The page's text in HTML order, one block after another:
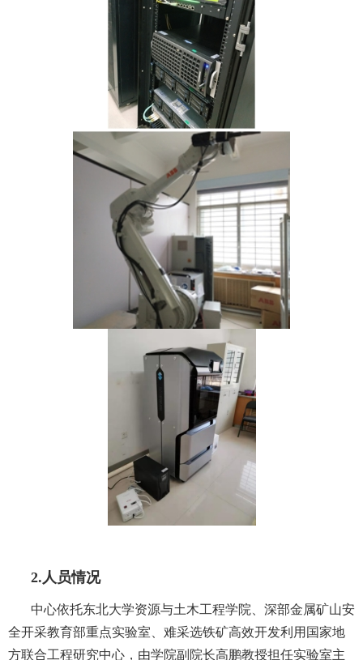
2.人员情况
中心依托东北大学资源与土木工程学院
深部金属矿山安
全开采教育部重点实验室 、难采选铁矿高效开发利用国家地
方联合工程研究中心 ， 由学院副院长高鹏教授担任实验室主